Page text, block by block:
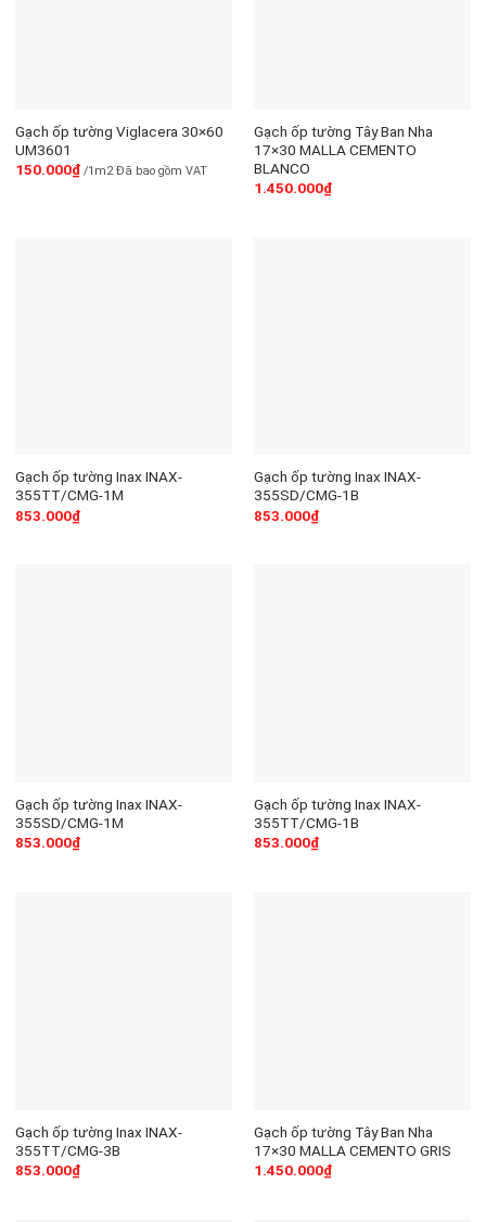
Gạch ốp tường Viglacera 30×60
UM3601
150.000₫/1m2 Đã bao gồm VAT
Gạch ốp tường Tây Ban Nha
17×30 MALLA CEMENTO
BLANCO
1.450.000₫
Gạch ốp tường Inax INAX-
355TT/CMG-1M
853.000₫
Gạch ốp tường Inax INAX-
355SD/CMG-1B
853.000₫
Gạch ốp tường Inax INAX-
355SD/CMG-1M
853.000₫
Gạch ốp tường Inax INAX-
355TT/CMG-1B
853.000₫
Gạch ốp tường Inax INAX-
355TT/CMG-3B
853.000₫
Gạch ốp tường Tây Ban Nha
17×30 MALLA CEMENTO GRIS
1.450.000₫